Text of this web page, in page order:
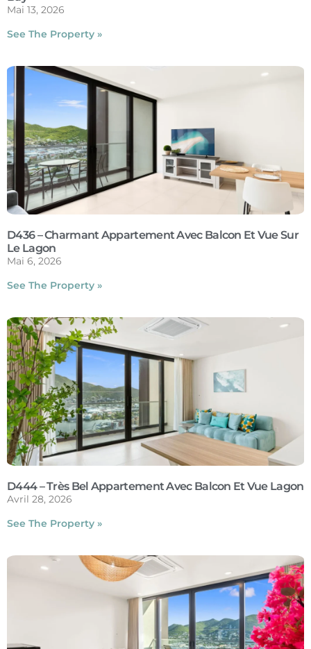
Mai 13, 2026
See The Property »
D436 – Charmant Appartement Avec Balcon Et Vue Sur
Le Lagon
Mai 6, 2026
See The Property »
D444 – Très Bel Appartement Avec Balcon Et Vue Lagon
Avril 28, 2026
See The Property »